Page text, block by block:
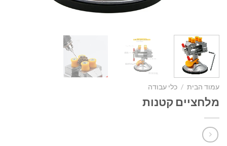
עמוד הבית / כלי עבודה
מלחציים קטנות